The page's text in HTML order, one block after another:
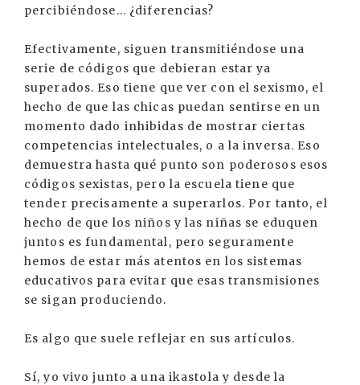
percibiéndose... ¿diferencias?
Efectivamente, siguen transmitiéndose una
serie de códigos que debieran estar ya
superados. Eso tiene que ver con el sexismo, el
hecho de que las chicas puedan sentirse en un
momento dado inhibidas de mostrar ciertas
competencias intelectuales, o a la inversa. Eso
demuestra hasta qué punto son poderosos esos
códigos sexistas, pero la escuela tiene que
tender precisamente a superarlos. Por tanto, el
hecho de que los niños y las niñas se eduquen
juntos es fundamental, pero seguramente
hemos de estar más atentos en los sistemas
educativos para evitar que esas transmisiones
se sigan produciendo.
Es algo que suele reflejar en sus artículos.
Sí, yo vivo junto a una ikastola y desde la